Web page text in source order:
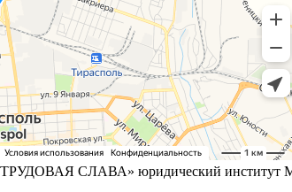
СЛАВА» юридический